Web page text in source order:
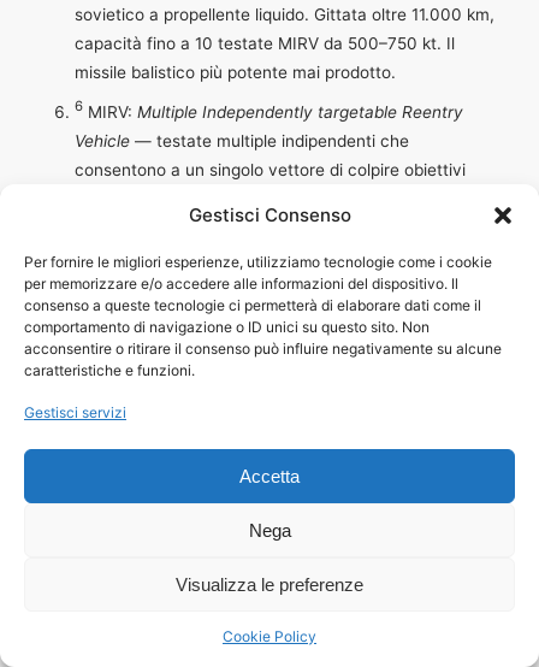
Gestisci Consenso
Per fornire le migliori esperienze, utilizziamo tecnologie come i cookie
per memorizzare e/o accedere alle informazioni del dispositivo. Il
consenso a queste tecnologie ci permetterà di elaborare dati come il
comportamento di navigazione o ID unici su questo sito. Non
acconsentire o ritirare il consenso può influire negativamente su alcune
caratteristiche e funzioni.
Gestisci servizi
Accetta
Nega
Visualizza le preferenze
Cookie Policy
sovietico a propellente liquido. Gittata oltre 11.000 km,
capacità fino a 10 testate MIRV da 500–750 kt. Il
missile balistico più potente mai prodotto.
6 MIRV:Multiple Independently targetable Reentry
Vehicle — testate multiple indipendenti che
consentono a un singolo vettore di colpire obiettivi
usati anche nel programma Sea Launch (joint venture
Boeing/RSC Energia/Yuzhnoye/Yuzhmash).
8An-22 Antei: aereo da trasporto strategico a quattro
turboeliche, primo volo 1965. Capacità 60 t; al varo
Ancora tra i più grandi in servizio.
An-225 Mriya (‘Sogno’): aereo a sei motori per la
640 t. L’unico esemplare fu distrutto all’aeroporto di